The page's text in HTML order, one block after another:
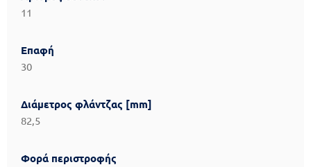
11
Επαφή
30
Διάμετρος φλάντζας [mm]
82,5
Φορά περιστροφής